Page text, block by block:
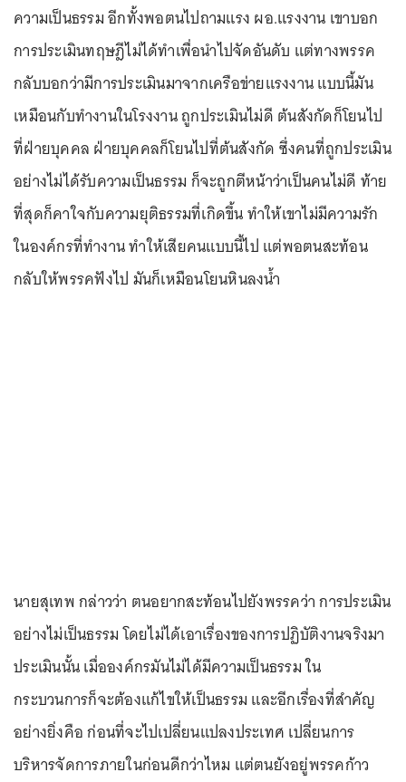
ความเป็นธรรม อีกทั้งพอตนไปถามแรง ผอ.แรงงาน เขาบอก
การประเมินทฤษฎีไม่ได้ทำเพื่อนำไปจัดอันดับ แต่ทางพรรค
กลับบอกว่ามีการประเมินมาจากเครือข่ายแรงงาน แบบนี้มัน
เหมือนกับทำงานในโรงงาน ถูกประเมินไม่ดี ต้นสังกัดก็โยนไป
ที่ฝ่ายบุคคล ฝ่ายบุคคลก็โยนไปที่ต้นสังกัด ซึ่งคนที่ถูกประเมิน
อย่างไม่ได้รับความเป็นธรรม ก็จะถูกตีหน้าว่าเป็นคนไม่ดี ท้าย
ที่สุดก็คาใจกับความยุติธรรมที่เกิดขึ้น ทำให้เขาไม่มีความรัก
ในองค์กรที่ทำงาน ทำให้เสียคนแบบนี้ไป แต่พอตนสะท้อน
กลับให้พรรคฟังไป มันก็เหมือนโยนหินลงน้ำ
นายสุเทพ กล่าวว่า ตนอยากสะท้อนไปยังพรรคว่า การประเมิน
อย่างไม่เป็นธรรม โดยไม่ได้เอาเรื่องของการปฏิบัติงานจริงมา
ประเมินนั้น เมื่อองค์กรมันไม่ได้มีความเป็นธรรม ใน
กระบวนการก็จะต้องแก้ไขให้เป็นธรรม และอีกเรื่องที่สำคัญ
อย่างยิ่งคือ ก่อนที่จะไปเปลี่ยนแปลงประเทศ เปลี่ยนการ
บริหารจัดการภายในก่อนดีกว่าไหม แต่ตนยังอยู่พรรคก้าว